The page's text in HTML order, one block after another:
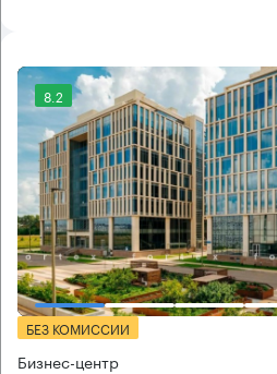
8.2
БЕЗ КОМИССИИ
Бизнес-центр